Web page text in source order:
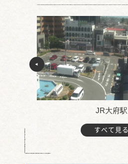
JR大府駅
すべて見る